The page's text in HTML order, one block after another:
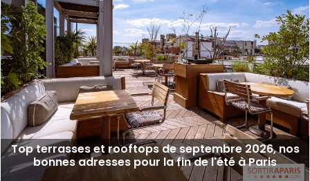
Top terrasses et rooftops de septembre 2026, nos
bonnes adresses pour la fin de l'été à Paris